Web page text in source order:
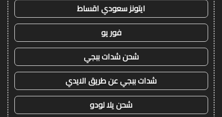
ايتونز سعودي اقساط
فور يو
شحن شدات ببجي
شدات ببجي عن طريق الايدي
شحن يلا لودو